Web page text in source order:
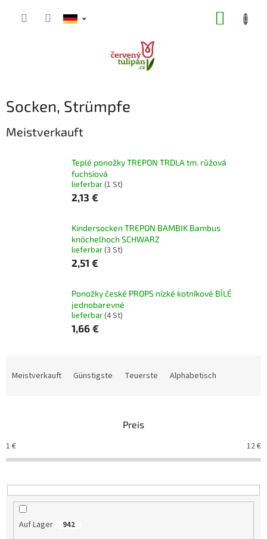
Socken, Strümpfe
Meistverkauft
Teplé ponožky TREPON TRDLA tm. růžová
fuchsiová
lieferbar(1 St)
2,13 €
Kindersocken TREPON BAMBIK Bambus
knöchelhoch SCHWARZ
lieferbar(3 St)
2,51 €
Ponožky české PROPS nízké kotníkové BÍLÉ
jednobarevné
lieferbar(4 St)
1,66 €
t
s
o
t
Meistverkauft Günstigste Teuerste Alphabetisch
Preis
1 € 12€
Auf Lager 942